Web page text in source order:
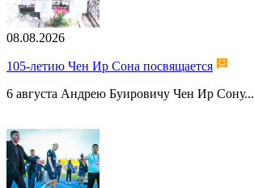
08.08.2026
105-летию Чен Ир Сона посвящается
6 августа Андрею Буировичу Чен Ир Сону...